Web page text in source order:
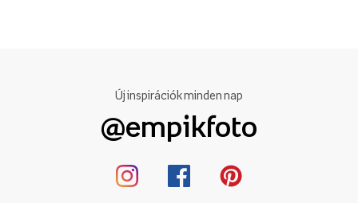
Új inspirációk minden nap
@empikfoto